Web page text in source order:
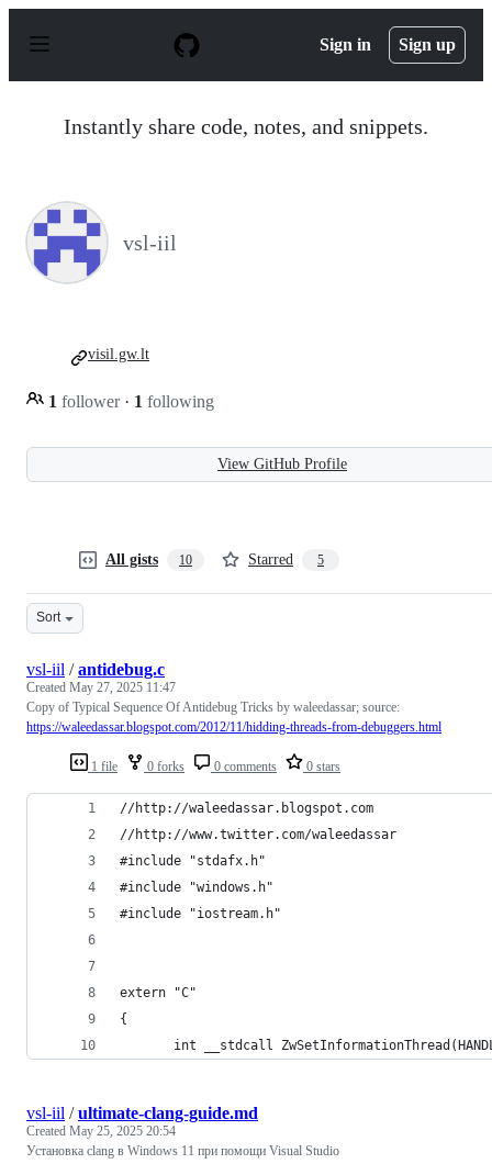
p
Sign in Sign up
Instantly share code, notes, and snippets.
vsl-iil
1 follower · 1 following
visil.gw.lt
View GitHub Profile
All gists 10 Starred 5
Sort
1 file 0 forks 0 comments 0 stars
vsl-iil /antidebug.c
Created May 27, 2025 11:47
Copy of Typical Sequence Of Antidebug Tricks by waleedassar; source:
https://waleedassar.blogspot.com/2012/11/hidding-threads-from-debuggers.html
//http://waleedassar.blogspot.com
//http://www.twitter.com/waleedassar
#include "stdafx.h"
#include "windows.h"
#include "iostream.h"
extern "C"
{
int __stdcall
vsl-iil /ultimate-clang-guide.md
Created May 25, 2025 20:54
Установка clang в Windows 11 при помощи Visual Studio